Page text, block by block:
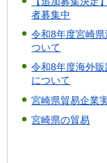
者募集中
令和8年度宮崎
ついて
令和8年度海外
について
宮崎県貿易企業
宮崎県の貿易